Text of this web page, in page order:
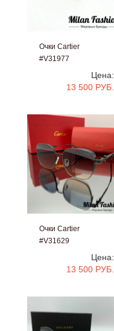
Очки Cartier
#V31977
Цена:
13 500 РУБ.
Очки Cartier
#V31629
Цена:
13 500 РУБ.